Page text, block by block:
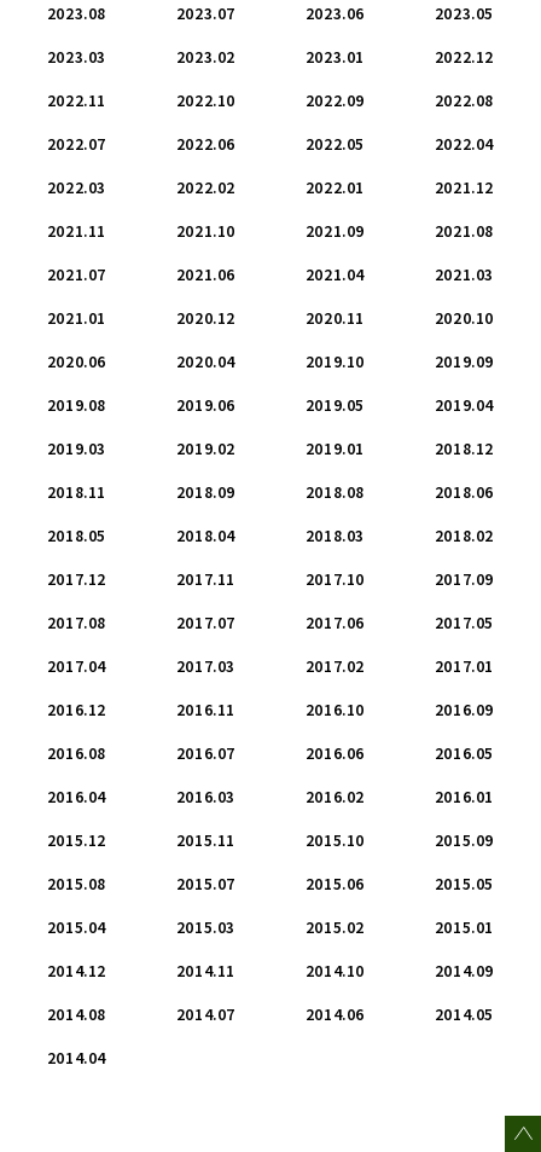
2023.08 2023.07 2023.06 2023.05
2023.03 2023.02 2023.01 2022.12
2022.11 2022.10 2022.09 2022.08
2022.07 2022.06 2022.05 2022.04
2022.03 2022.02 2022.01 2021.12
2021.11 2021.10 2021.09 2021.08
2021.07 2021.06 2021.04 2021.03
2021.01 2020.12 2020.11 2020.10
2020.06 2020.04 2019.10 2019.09
2019.08 2019.06 2019.05 2019.04
2019.03 2019.02 2019.01 2018.12
2018.11 2018.09 2018.08 2018.06
2018.05 2018.04 2018.03 2018.02
2017.12 2017.11 2017.10 2017.09
2017.08 2017.07 2017.06 2017.05
2017.04 2017.03 2017.02 2017.01
2016.12 2016.11 2016.10 2016.09
2016.08 2016.07 2016.06 2016.05
2016.04 2016.03 2016.02 2016.01
2015.12 2015.11 2015.10 2015.09
2015.08 2015.07 2015.06 2015.05
2015.04 2015.03 2015.02 2015.01
2014.12 2014.11 2014.10 2014.09
2014.08 2014.07 2014.06 2014.05
2014.04